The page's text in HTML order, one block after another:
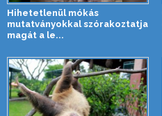
Hihetetlenül mókás
mutatványokkal szórakoztatja
magát a le...